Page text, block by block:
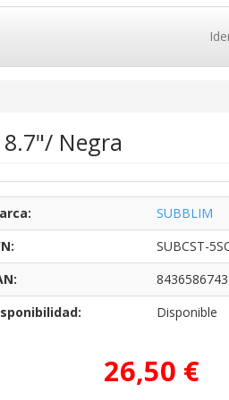
Negra
SUBBLIM
SUBCST-
Disponible
26,50 €